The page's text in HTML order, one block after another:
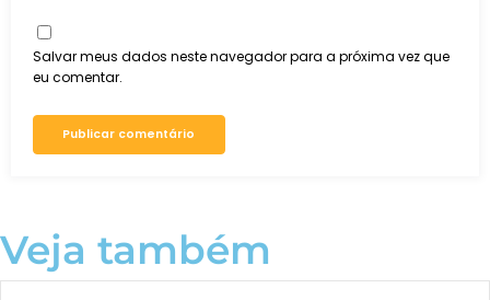
Salvar meus dados neste navegador para a próxima vez que
eu comentar.
Veja também